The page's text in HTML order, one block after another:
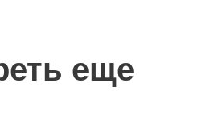
еще